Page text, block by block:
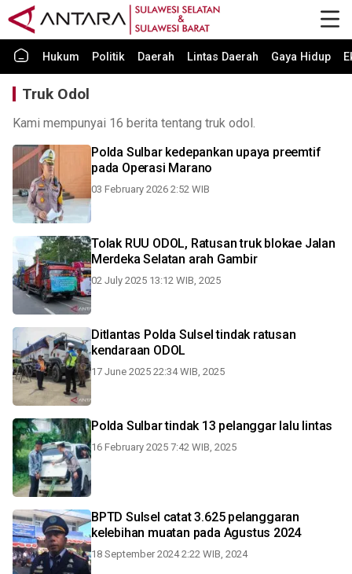
Hukum Politik Daerah Lintas Daerah Gaya Hidup
Truk Odol
Kami mempunyai 16 berita tentang truk odol.
Polda Sulbar kedepankan upaya preemtif
pada Operasi Marano
03 February 2026 2:52 WIB
Tolak RUU ODOL, Ratusan truk blokae Jalan
Merdeka Selatan arah Gambir
02 July 2025 13:12 WIB, 2025
Ditlantas Polda Sulsel tindak ratusan
kendaraan ODOL
17 June 2025 22:34 WIB, 2025
Polda Sulbar tindak 13 pelanggar lalu lintas
16 February 2025 7:42 WIB, 2025
BPTD Sulsel catat 3.625 pelanggaran
kelebihan muatan pada Agustus 2024
18 September 2024 2:22 WIB, 2024